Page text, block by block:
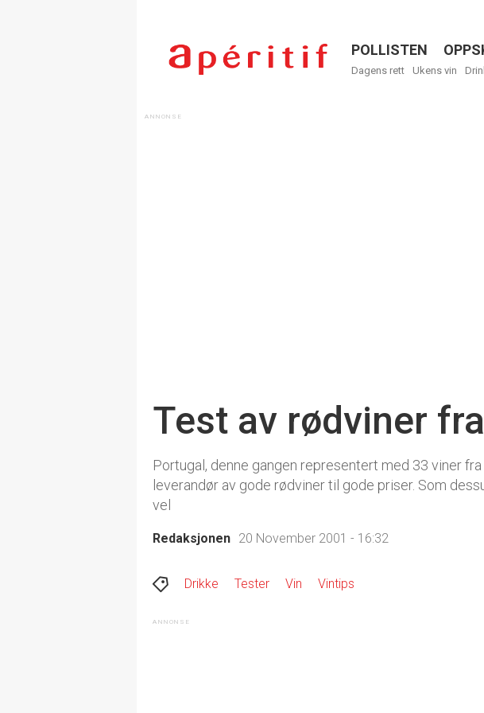
Menu
POLLISTEN
Dagens rett Ukens vin
Test av rødviner
Portugal, denne gangen representert med 33 viner
leverandør av gode rødviner til gode priser. Som
vel
Redaksjonen 20 November 2001 - 16:32
Drikke Tester Vin Vintips